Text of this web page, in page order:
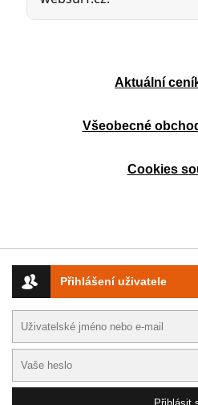
Přihlášení uživatele
Aktuální
Všeobecné
Cookies